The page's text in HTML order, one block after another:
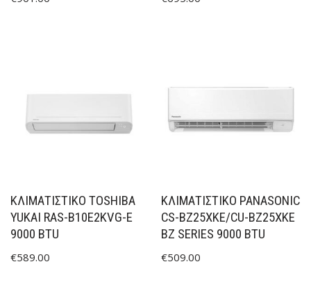
ΚΛΙΜΑΤΙΣΤΙΚΟ TOSHIBA
YUKAI RAS-B10E2KVG-E
9000 BTU
€589.00
ΚΛΙΜΑΤΙΣΤΙΚΟ PANASONIC
CS-BZ25XKE/CU-BZ25XKE
BZ SERIES 9000 BTU
€509.00